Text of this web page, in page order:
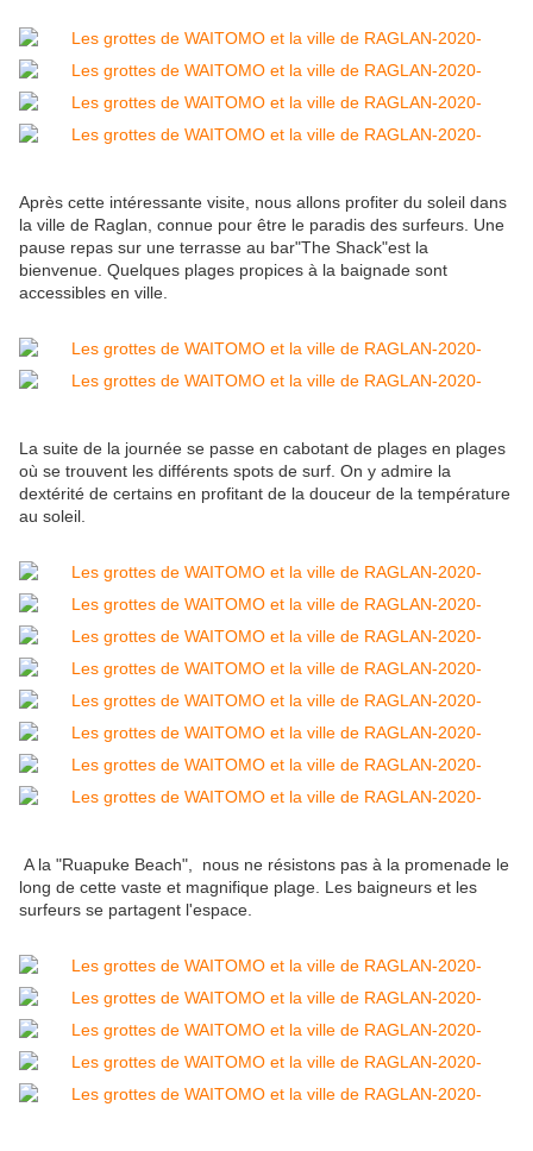
Après cette intéressante visite, nous allons profiter du soleil dans
la ville de Raglan, connue pour être le paradis des surfeurs. Une
pause repas sur une terrasse au bar"The Shack"est la
bienvenue. Quelques plages propices à la baignade sont
accessibles en ville.
La suite de la journée se passe en cabotant de plages en plages
où se trouvent les différents spots de surf. On y admire la
dextérité de certains en profitant de la douceur de la température
au soleil.
A la "Ruapuke Beach", nous ne résistons pas à la promenade le
long de cette vaste et magnifique plage. Les baigneurs et les
surfeurs se partagent l'espace.